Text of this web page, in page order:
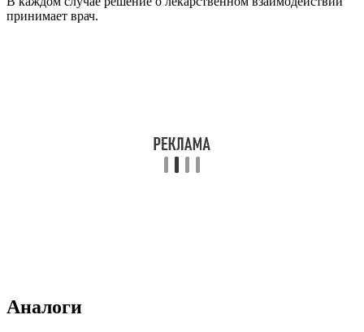
принимает врач.
Аналоги